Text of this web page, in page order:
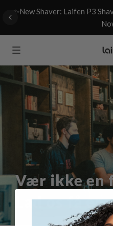
✨New Shaver: Laifen P3
Vær ikke en
Lad os få en